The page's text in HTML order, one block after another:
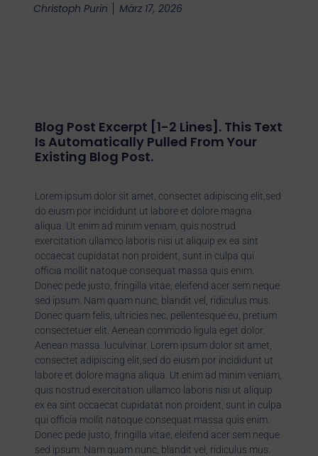
Christoph Purin März 17, 2026
Blog Post Excerpt [1-2 Lines]. This Text
Is Automatically Pulled From Your
Existing Blog Post.
Lorem ipsum dolor sit amet, consectet adipiscing elit,sed
do eiusm por incididunt ut labore et dolore magna
aliqua. Ut enim ad minim veniam, quis nostrud
exercitation ullamco laboris nisi ut aliquip ex ea sint
occaecat cupidatat non proident, sunt in culpa qui
officia mollit natoque consequat massa quis enim.
Donec pede justo, fringilla vitae, eleifend acer sem neque
sed ipsum. Nam quam nunc, blandit vel, ridiculus mus.
Donec quam felis, ultricies nec, pellentesque eu, pretium
consectetuer elit. Aenean commodo ligula eget dolor.
Aenean massa. luculvinar. Lorem ipsum dolor sit amet,
consectet adipiscing elit,sed do eiusm por incididunt ut
labore et dolore magna aliqua. Ut enim ad minim veniam,
quis nostrud exercitation ullamco laboris nisi ut aliquip
ex ea sint occaecat cupidatat non proident, sunt in culpa
qui officia mollit natoque consequat massa quis enim.
Donec pede justo, fringilla vitae, eleifend acer sem neque
sed ipsum. Nam quam nunc, blandit vel, ridiculus mus.